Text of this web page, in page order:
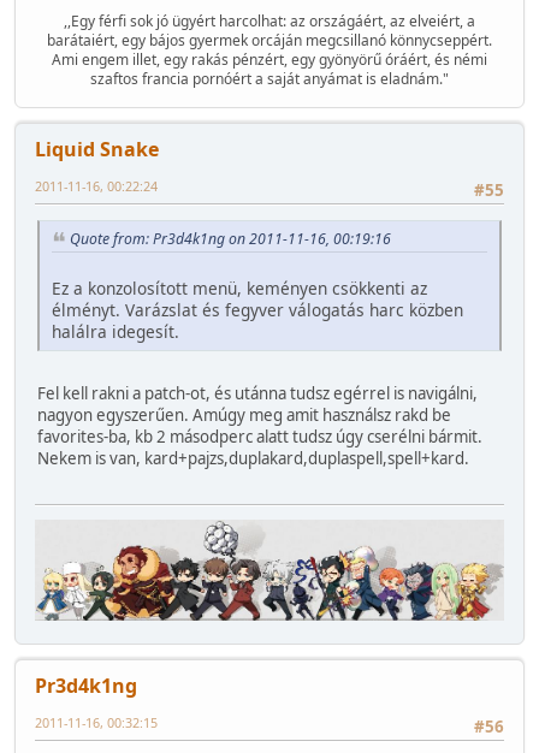
,,Egy férfi sok jó ügyért harcolhat: az országáért, az elveiért, a
barátaiért, egy bájos gyermek orcáján megcsillanó könnycseppért.
Ami engem illet, egy rakás pénzért, egy gyönyörű óráért, és némi
szaftos francia pornóért a saját anyámat is eladnám."
Liquid Snake
#55
2011-11-16, 00:22:24
Quote from: Pr3d4k1ng on 2011-11-16, 00:19:16
Ez a konzolosított menü, keményen csökkenti az
élményt. Varázslat és fegyver válogatás harc közben
halálra idegesít.
Fel kell rakni a patch-ot, és utánna tudsz egérrel is navigálni,
nagyon egyszerűen. Amúgy meg amit használsz rakd be
favorites-ba, kb 2 másodperc alatt tudsz úgy cserélni bármit.
Nekem is van, kard+pajzs,duplakard,duplaspell,spell+kard.
Pr3d4k1ng
#56
2011-11-16, 00:32:15